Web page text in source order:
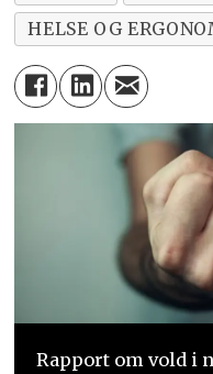
HELSE OG
Rapport om vold i